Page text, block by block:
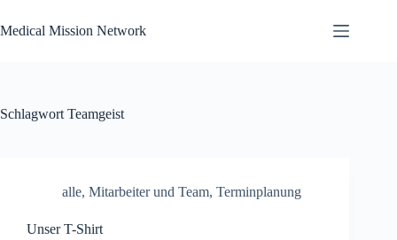
Inhalt
springen
Medical Mission Network
Schlagwort Teamgeist
alle, Mitarbeiter und Team, Terminplanung
Unser T-Shirt